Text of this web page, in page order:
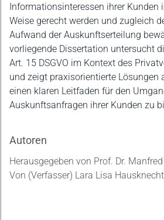
Informationsinteressen ihrer Kunden
Weise gerecht werden und zugleich
Aufwand der Auskunftserteilung
vorliegende Dissertation untersucht
Art. 15 DSGVO im Kontext des
und zeigt praxisorientierte Lösungen
einen klaren Leitfaden für den
Auskunftsanfragen ihrer Kunden zu
Autoren
Herausgegeben von Prof. Dr.
Von (Verfasser) Lara Lisa Hausknecht